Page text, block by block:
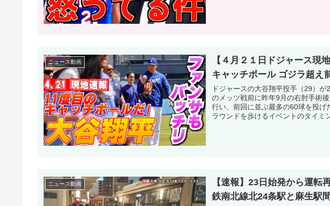
ニュース動画
【４月２１日ドジャース現
キャッチボール ゴジラ超え
ドジャースの大谷翔平投手（29）
のメッツ戦前に昨年9月の右肘手術
行い、前回に並ぶ最多の60球を投
ラウンドを歩けるイベントのタイミ
ニュース動画
【速報】23日始発から運
鉄南北線北24条駅と麻生